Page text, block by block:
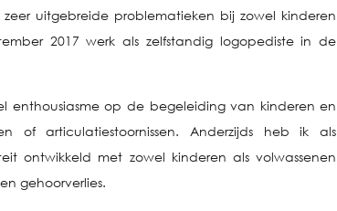
uitgebreide problematieken bij zowel kinderen
2017 werk als zelfstandig logopediste in de
enthousiasme op de begeleiding van kinderen en
of articulatiestoornissen. Anderzijds heb ik als
ontwikkeld met zowel kinderen als volwassenen
gehoorverlies.